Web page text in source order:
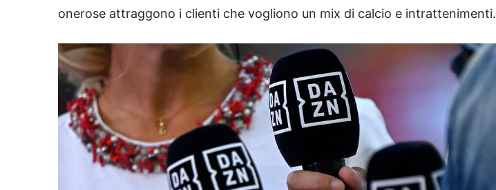
onerose attraggono i clienti che vogliono un mix di calcio e intrattenimenti.